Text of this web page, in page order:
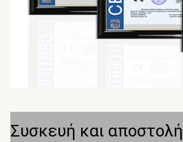
Συσκευή και αποστολή